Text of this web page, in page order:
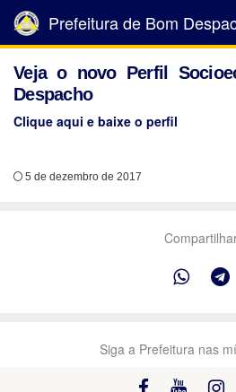
Prefeitura de Bom
Veja o novo Perfil
Despacho
Clique aqui e baixe o perfil
5 de dezembro de 2017
Siga a Prefeitura nas